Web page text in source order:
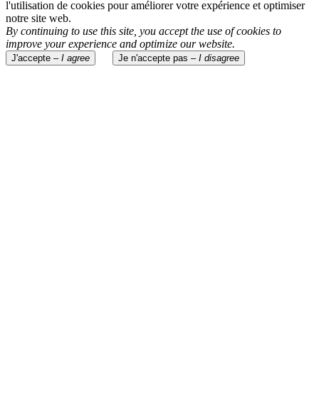
l'utilisation de cookies pour améliorer votre expérience et optimiser
notre site web.
By continuing to use this site, you accept the use of cookies to
improve your experience and optimize our website.
J'accepte – I agree Je n'accepte pas – I disagree